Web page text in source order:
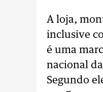
A loja,
inclusive
é uma
nacional
Segundo